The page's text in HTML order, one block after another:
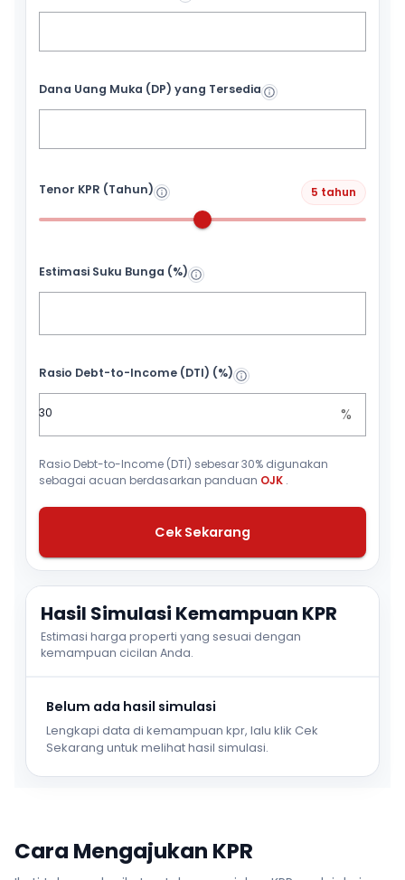
Dana Uang Muka (DP) yang Tersedia
Tenor KPR (Tahun) 5 tahun
Estimasi Suku Bunga (%)
Rasio Debt-to-Income (DTI) (%)
%
Rasio Debt-to-Income (DTI) sebesar 30% digunakan
sebagai acuan berdasarkan panduan OJK .
Cek Sekarang
Hasil Simulasi Kemampuan KPR
Estimasi harga properti yang sesuai dengan
kemampuan cicilan Anda.
Belum ada hasil simulasi
Lengkapi data di kemampuan kpr, lalu klik Cek
Sekarang untuk melihat hasil simulasi.
Cara Mengajukan KPR